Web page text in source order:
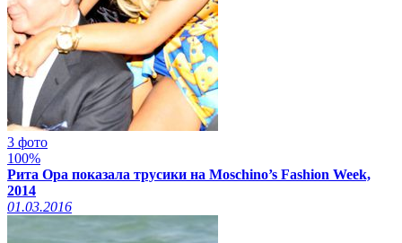
3 фото
100%
Рита Ора показала трусики на Moschino’s Fashion Week,
2014
01.03.2016